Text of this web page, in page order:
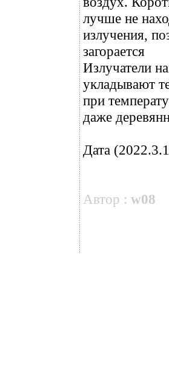
лучше не
излучения,
загорается
Излучатели
укладывают
при
даже
Дата
Автор : w08